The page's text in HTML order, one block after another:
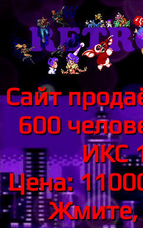
Сайт
600
ИКС
Цена:
Жмите,